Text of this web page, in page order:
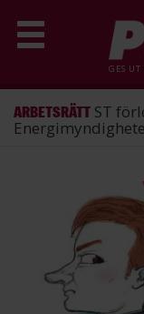
huvudinnehåll
GES UT
ARBETSRÄTT ST